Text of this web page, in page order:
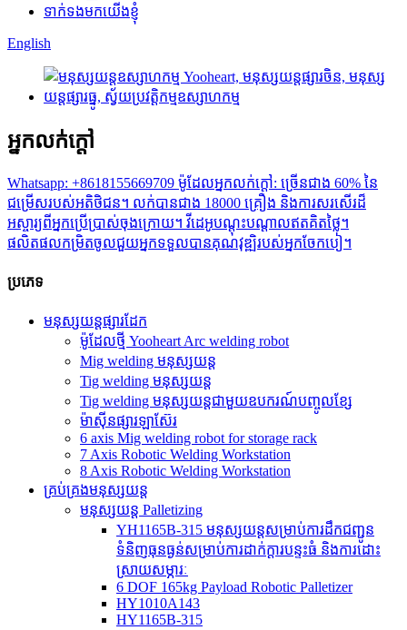
ទាក់ទងមកយើងខ្ញុំ
English
អ្នកលក់ក្តៅ
Whatsapp: +8618155669709 ម៉ូដែលអ្នកលក់ក្តៅ: ច្រើនជាង 60% នៃ
ជម្រើសរបស់អតិថិជន។ លក់បានជាង 18000 គ្រឿង និងការសរសើរដ៏
អស្ចារ្យពីអ្នកប្រើប្រាស់ចុងក្រោយ។ វីដេអូបណ្តុះបណ្តាលឥតគិតថ្លៃ។
ផលិតផលកម្រិតចូលជួយអ្នកទទួលបានគុណវុឌ្ឍិរបស់អ្នកចែកបៀ។
ប្រភេទ
មនុស្សយន្តផ្សារដែក
ម៉ូដែលថ្មី Yooheart Arc welding robot
Mig welding មនុស្សយន្ត
Tig welding មនុស្សយន្ត
Tig welding មនុស្សយន្តជាមួយឧបករណ៍បញ្ចូលខ្សែ
ម៉ាស៊ីនផ្សារឡាស៊ែរ
6 axis Mig welding robot for storage rack
7 Axis Robotic Welding Workstation
8 Axis Robotic Welding Workstation
គ្រប់គ្រងមនុស្សយន្ត
មនុស្សយន្ត Palletizing
YH1165B-315 មនុស្សយន្ត​សម្រាប់​ការ​ដឹក​ជញ្ជូន​
ទំនិញ​ធុន​ធ្ងន់​សម្រាប់​ការ​ដាក់​ក្តារបន្ទះ​ធំ និង​ការ​ដោះ
ស្រាយ​សម្ភារៈ
6 DOF 165kg Payload Robotic Palletizer
HY1010A143
HY1165B-315